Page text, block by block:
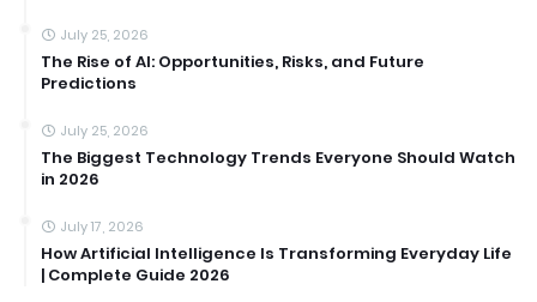
July 25, 2026
The Rise of AI: Opportunities, Risks, and Future
Predictions
July 25, 2026
The Biggest Technology Trends Everyone Should Watch
in 2026
July 17, 2026
How Artificial Intelligence Is Transforming Everyday Life
| Complete Guide 2026